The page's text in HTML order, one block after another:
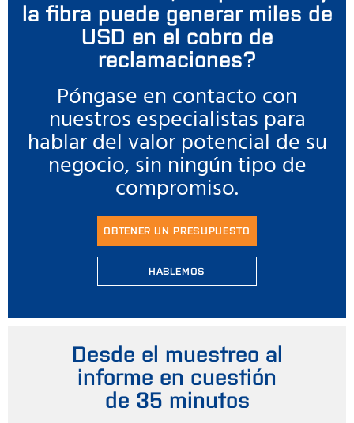
la fibra puede generar miles de
USD en el cobro de
reclamaciones?
Póngase en contacto con
nuestros especialistas para
hablar del valor potencial de su
negocio, sin ningún tipo de
compromiso.
OBTENER UN PRESUPUESTO
HABLEMOS
Desde el muestreo al
informe en cuestión
de 35 minutos